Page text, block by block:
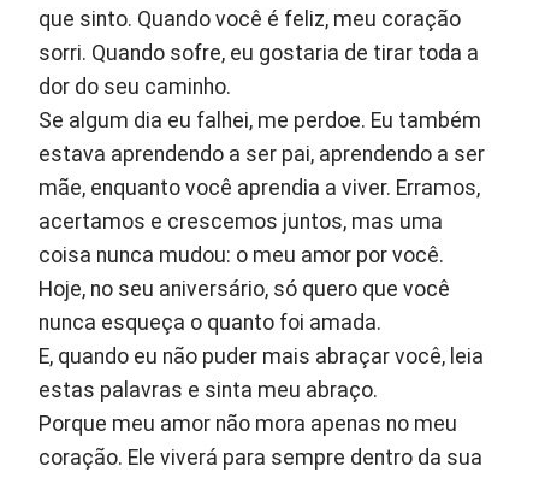
que sinto. Quando você é feliz, meu coração
sorri. Quando sofre, eu gostaria de tirar toda a
dor do seu caminho.
Se algum dia eu falhei, me perdoe. Eu também
estava aprendendo a ser pai, aprendendo a ser
mãe, enquanto você aprendia a viver. Erramos,
acertamos e crescemos juntos, mas uma
coisa nunca mudou: o meu amor por você.
Hoje, no seu aniversário, só quero que você
nunca esqueça o quanto foi amada.
E, quando eu não puder mais abraçar você, leia
estas palavras e sinta meu abraço.
Porque meu amor não mora apenas no meu
coração. Ele viverá para sempre dentro da sua